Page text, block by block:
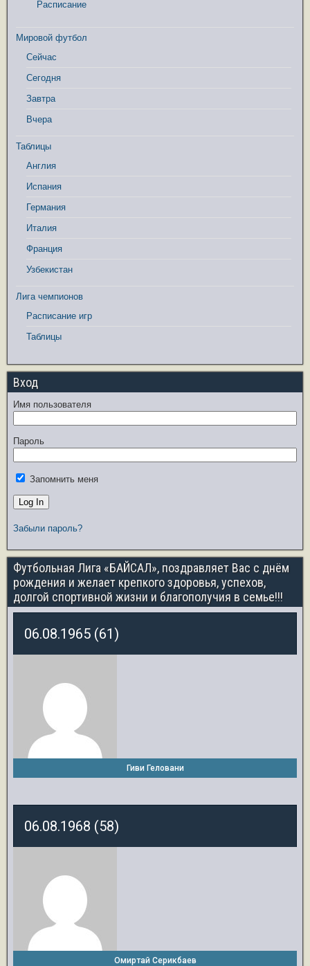
Расписание
Мировой футбол
Сейчас
Сегодня
Завтра
Вчера
Таблицы
Англия
Испания
Германия
Италия
Франция
Узбекистан
Лига чемпионов
Расписание игр
Таблицы
Вход
Имя пользователя
Пароль
Запомнить меня
Забыли пароль?
Футбольная Лига «БАЙСАЛ», поздравляет Вас с днём
рождения и желает крепкого здоровья, успехов,
долгой спортивной жизни и благополучия в семье!!!
06.08.1965 (61)
Гиви Геловани
06.08.1968 (58)
Омиртай Серикбаев